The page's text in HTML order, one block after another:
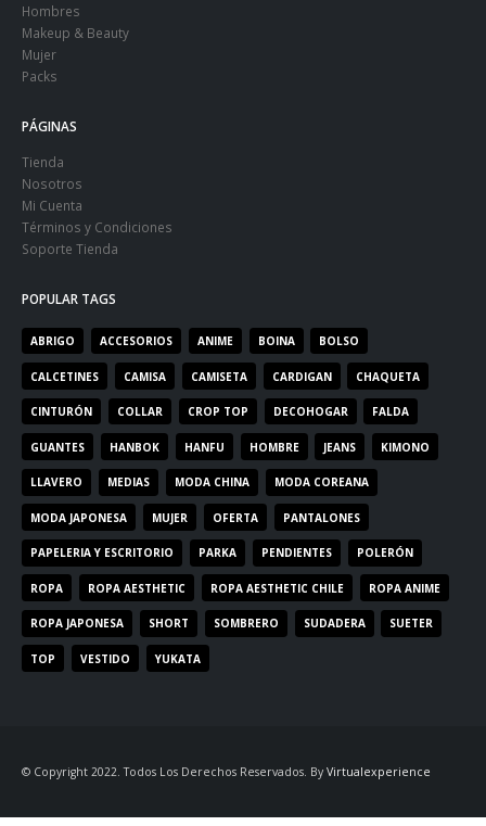
Hombres
Makeup & Beauty
Mujer
Packs
PÁGINAS
Tienda
Nosotros
Mi Cuenta
Términos y Condiciones
Soporte Tienda
POPULAR TAGS
ABRIGO ACCESORIOS ANIME BOINA BOLSO
CALCETINES CAMISA CAMISETA CARDIGAN CHAQUETA
CINTURÓN COLLAR CROP TOP DECOHOGAR FALDA
GUANTES HANBOK HANFU HOMBRE JEANS KIMONO
LLAVERO MEDIAS MODA CHINA MODA COREANA
MODA JAPONESA MUJER OFERTA PANTALONES
PAPELERIA Y ESCRITORIO PARKA PENDIENTES POLERÓN
ROPA ROPA AESTHETIC ROPA AESTHETIC CHILE ROPA ANIME
ROPA JAPONESA SHORT SOMBRERO SUDADERA SUETER
TOP VESTIDO YUKATA
© Copyright 2022. Todos Los Derechos Reservados. By Virtualexperience